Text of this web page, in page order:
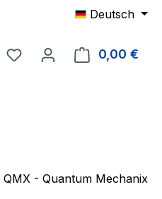
Deutsch
Du hast 0 Produkte auf
0,00 €
QMX - Quantum Mechanix